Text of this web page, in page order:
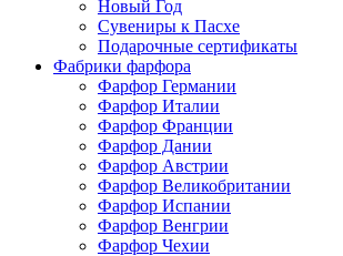
Новый Год
Сувениры к Пасхе
Подарочные сертификаты
Фабрики фарфора
Фарфор Германии
Фарфор Италии
Фарфор Франции
Фарфор Дании
Фарфор Австрии
Фарфор Великобритании
Фарфор Испании
Фарфор Венгрии
Фарфор Чехии